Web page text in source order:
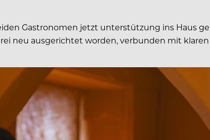
Gastronomen jetzt unterstützung ins Haus
neu ausgerichtet worden, verbunden mit